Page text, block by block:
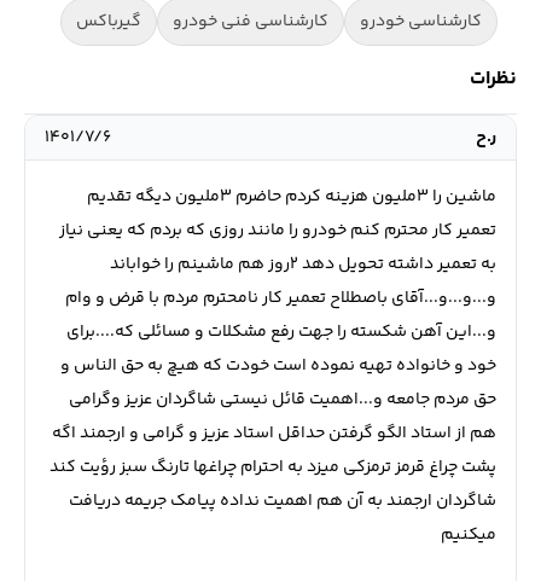
کارشناسی خودرو کارشناسی فنی خودرو گیرباکس
نظرات
ر.ح ۱۴۰۱/۷/۶
ماشین را ۳ملیون هزینه کردم حاضرم ۳ملیون دیگه تقدیم
تعمیر کار محترم کنم خودرو را مانند روزی که بردم که یعنی نیاز
به تعمیر داشته تحویل دهد ۲روز هم ماشینم را خواباند
و...و...و...آقای باصطلاح تعمیر کار نامحترم مردم با قرض و وام
و...این آهن شکسته را جهت رفع مشکلات و مسائلی که....برای
خود و خانواده تهیه نموده است خودت که هیچ به حق الناس و
حق مردم جامعه و...اهمیت قائل نیستی شاگردان عزیز وگرامی
هم از استاد الگو گرفتن حداقل استاد عزیز و گرامی و ارجمند اگه
پشت چراغ قرمز ترمزکی میزد به احترام چراغها تارنگ سبز رؤیت کند
شاگردان ارجمند به آن هم اهمیت نداده پیامک جریمه دریافت
میکنیم